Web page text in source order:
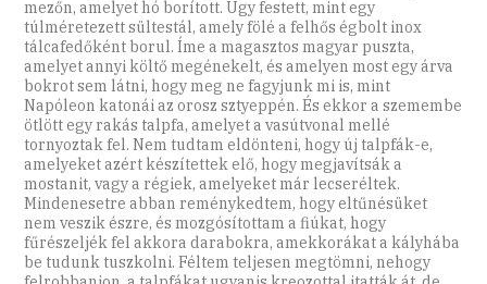
mezőn, amelyet hó borított. Úgy festett, mint egy
túlméretezett sültestál, amely fölé a felhős égbolt inox
tálcafedőként borul. Íme a magasztos magyar puszta,
amelyet annyi költő megénekelt, és amelyen most egy árva
bokrot sem látni, hogy meg ne fagyjunk mi is, mint
Napóleon katonái az orosz sztyeppén. És ekkor a szemembe
ötlött egy rakás talpfa, amelyet a vasútvonal mellé
tornyoztak fel. Nem tudtam eldönteni, hogy új talpfák-e,
amelyeket azért készítettek elő, hogy megjavítsák a
mostanit, vagy a régiek, amelyeket már lecseréltek.
Mindenesetre abban reménykedtem, hogy eltűnésüket
nem veszik észre, és mozgósítottam a fiúkat, hogy
fűrészeljék fel akkora darabokra, amekkorákat a kályhába
be tudunk tuszkolni. Féltem teljesen megtömni, nehogy